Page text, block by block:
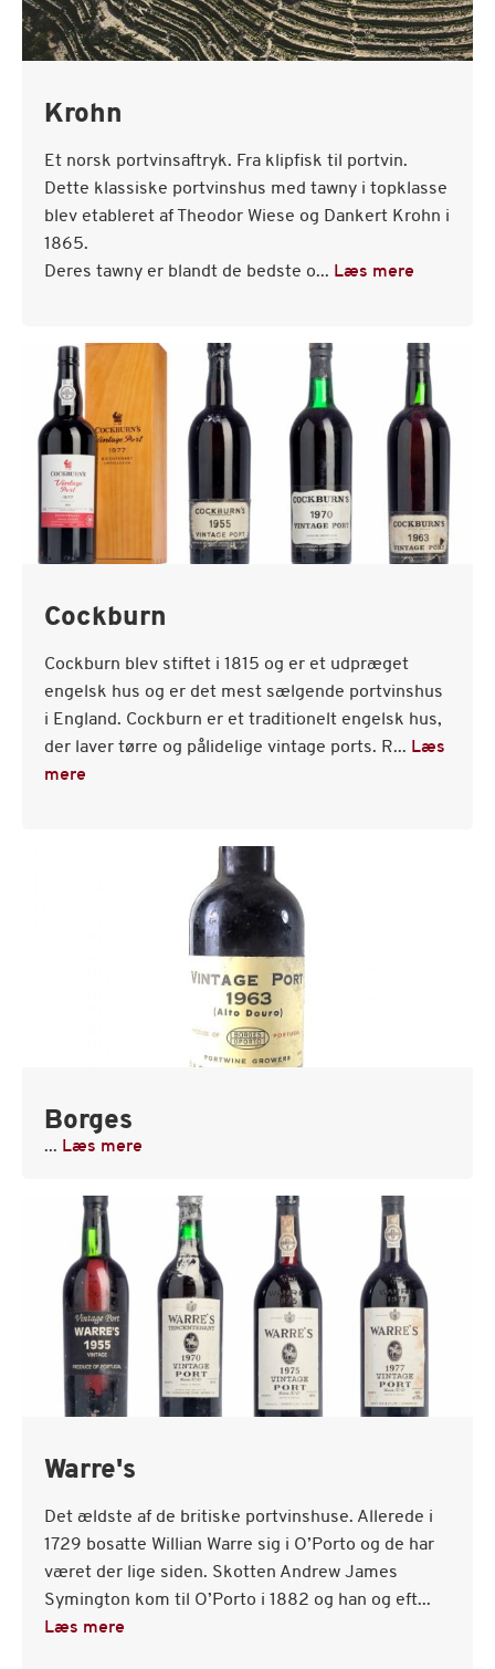
Krohn
Et norsk portvinsaftryk. Fra klipfisk til portvin.
Dette klassiske portvinshus med tawny i topklasse
blev etableret af Theodor Wiese og Dankert Krohn i
1865.
Deres tawny er blandt de bedste o... Læs mere
Cockburn
Cockburn blev stiftet i 1815 og er et udpræget
engelsk hus og er det mest sælgende portvinshus
i England. Cockburn er et traditionelt engelsk hus,
der laver tørre og pålidelige vintage ports. R... Læs
mere
Borges
... Læs mere
Warre's
Det ældste af de britiske portvinshuse. Allerede i
1729 bosatte Willian Warre sig i O’Porto og de har
været der lige siden. Skotten Andrew James
Symington kom til O’Porto i 1882 og han og eft...
Læs mere